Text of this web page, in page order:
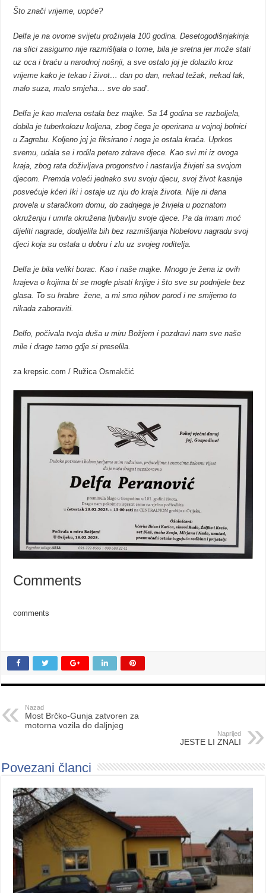
Što znači vrijeme, uopće?
Delfa je na ovome svijetu proživjela 100 godina. Desetogodišnjakinja
na slici zasigurno nije razmišljala o tome, bila je sretna jer može stati
uz oca i braću u narodnoj nošnji, a sve ostalo joj je dolazilo kroz
vrijeme kako je tekao i život… dan po dan, nekad težak, nekad lak,
malo suza, malo smjeha… sve do sad’.
Delfa je kao malena ostala bez majke. Sa 14 godina se razboljela,
dobila je tuberkolozu koljena, zbog čega je operirana u vojnoj bolnici
u Zagrebu. Koljeno joj je fiksirano i noga je ostala kraća. Uprkos
svemu, udala se i rodila petero zdrave djece. Kao svi mi iz ovoga
kraja, zbog rata doživljava progonstvo i nastavlja živjeti sa svojom
djecom. Premda voleći jednako svu svoju djecu, svoj život kasnije
posvećuje kćeri Iki i ostaje uz nju do kraja života. Nije ni dana
provela u staračkom domu, do zadnjega je živjela u poznatom
okruženju i umrla okružena ljubavlju svoje djece. Pa da imam moć
dijeliti nagrade, dodijelila bih bez razmišljanja Nobelovu nagradu svoj
djeci koja su ostala u dobru i zlu uz svojeg roditelja.
Delfa je bila veliki borac. Kao i naše majke. Mnogo je žena iz ovih
krajeva o kojima bi se mogle pisati knjige i što sve su podnijele bez
glasa. To su hrabre žene, a mi smo njihov porod i ne smijemo to
nikada zaboraviti.
Delfo, počivala tvoja duša u miru Božjemi pozdravi nam sve naše
mile i drage tamo gdje si preselila.
za krepsic.com / Ružica Osmakčić
Comments
comments
Nazad
Most Brčko-Gunja zatvoren za
motorna vozila do daljnjeg
Naprijed
JESTE LI ZNALI
Povezani članci